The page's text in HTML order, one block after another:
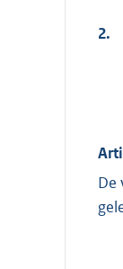
2.
De